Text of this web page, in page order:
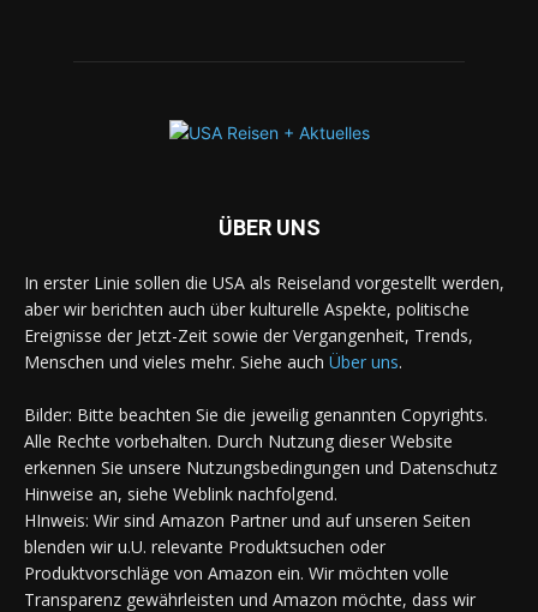
ÜBER UNS
In erster Linie sollen die USA als Reiseland vorgestellt werden,
aber wir berichten auch über kulturelle Aspekte, politische
Ereignisse der Jetzt-Zeit sowie der Vergangenheit, Trends,
Menschen und vieles mehr. Siehe auch Über uns.
Bilder: Bitte beachten Sie die jeweilig genannten Copyrights.
Alle Rechte vorbehalten. Durch Nutzung dieser Website
erkennen Sie unsere Nutzungsbedingungen und Datenschutz
Hinweise an, siehe Weblink nachfolgend.
HInweis: Wir sind Amazon Partner und auf unseren Seiten
blenden wir u.U. relevante Produktsuchen oder
Produktvorschläge von Amazon ein. Wir möchten volle
Transparenz gewährleisten und Amazon möchte, dass wir